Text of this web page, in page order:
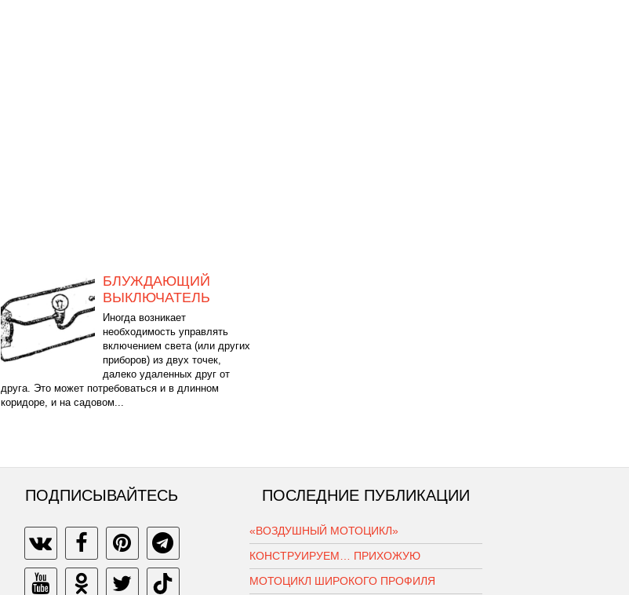
БЛУЖДАЮЩИЙ
ВЫКЛЮЧАТЕЛЬ
Иногда возникает
необходимость управлять
включением света (или других
приборов) из двух точек,
далеко удаленных друг от
друга. Это может потребоваться и в длинном
коридоре, и на садовом...
ПОДПИСЫВАЙТЕСЬ ПОСЛЕДНИЕ ПУБЛИКАЦИИ
«ВОЗДУШНЫЙ МОТОЦИКЛ»
КОНСТРУИРУЕМ… ПРИХОЖУЮ
МОТОЦИКЛ ШИРОКОГО ПРОФИЛЯ